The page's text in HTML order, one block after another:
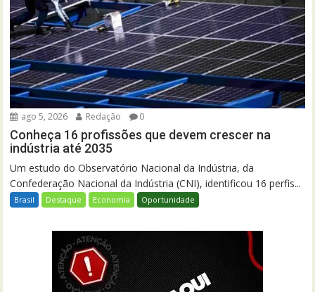
ago 5, 2026 Redação 0
Conheça 16 profissões que devem crescer na
indústria até 2035
Um estudo do Observatório Nacional da Indústria, da
Confederação Nacional da Indústria (CNI), identificou 16 perfis...
Brasil Destaque Economia Oportunidade